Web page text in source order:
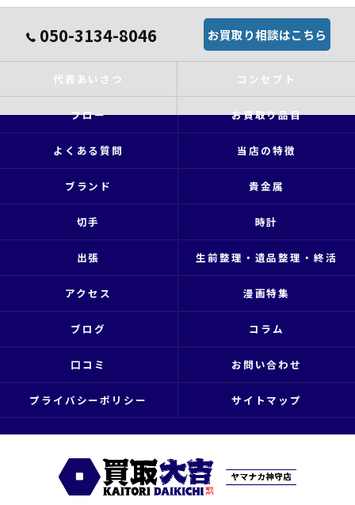
050-3134-8046 お買取り相談はこちら
代表あいさつ コンセプト
フロー お買取り品目
よくある質問 当店の特徴
ブランド 貴金属
切手 時計
出張 生前整理・遺品整理・終活
アクセス 漫画特集
ブログ コラム
口コミ お問い合わせ
プライバシーポリシー サイトマップ